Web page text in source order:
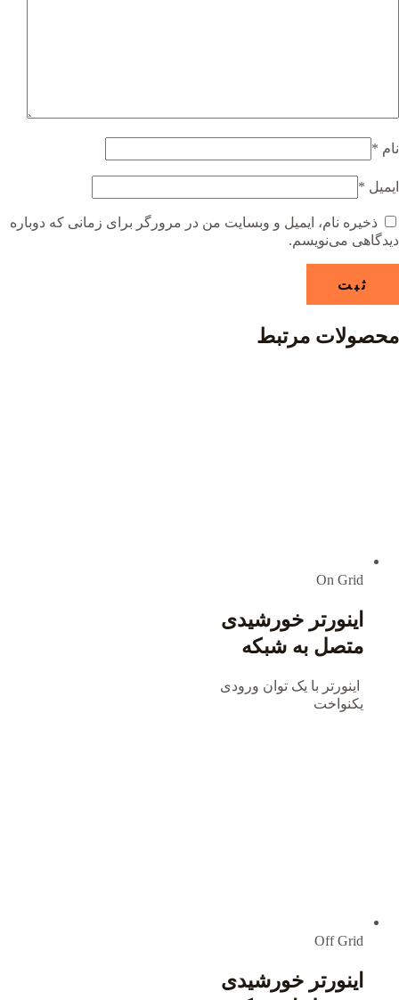
نام *
ایمیل *
ذخیره نام، ایمیل و وبسایت من در مرورگر برای زمانی که دوباره
دیدگاهی می‌نویسم.
محصولات مرتبط
On Grid
اینورتر خورشیدی
متصل به شبکه
اینورتر با یک توان ورودی
یکنواخت
Off Grid
اینورتر خورشیدی